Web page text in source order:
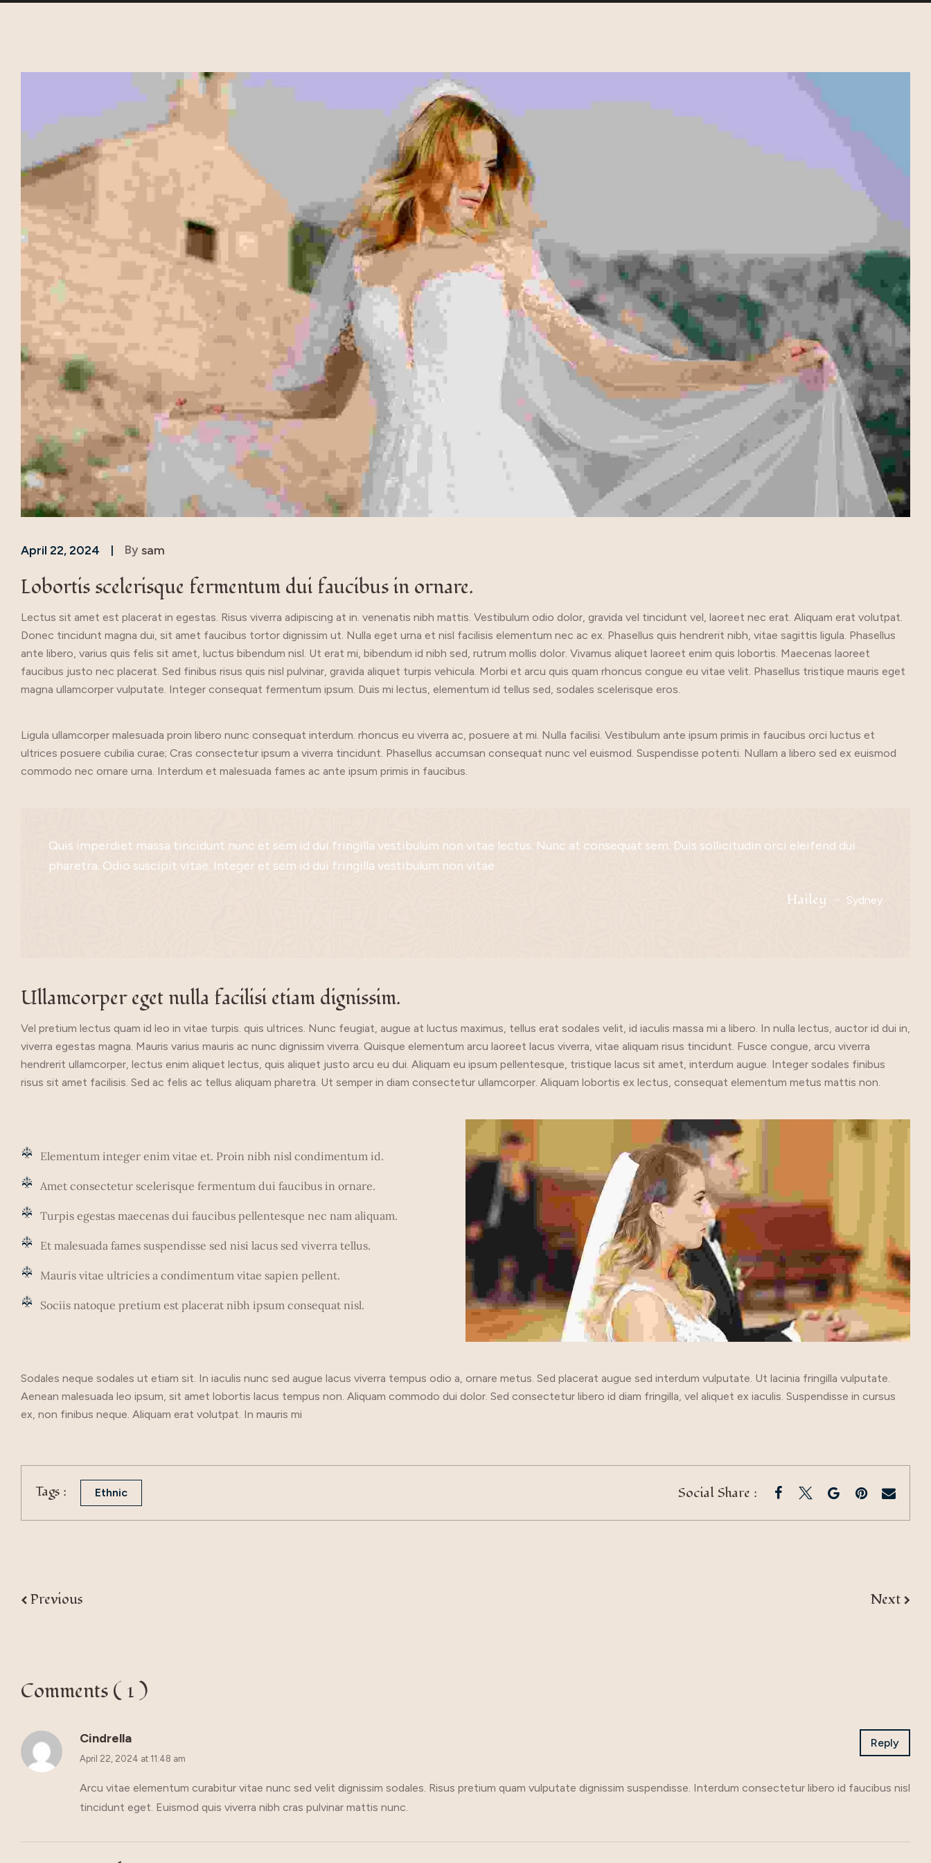
April 22, 2024 By sam
Lobortis scelerisque fermentum dui faucibus in ornare.
Lectus sit amet est placerat in egestas. Risus viverra adipiscing at in. venenatis nibh mattis. Vestibulum odio dolor, gravida vel tincidunt vel, laoreet nec erat. Aliquam erat volutpat.
Donec tincidunt magna dui, sit amet faucibus tortor dignissim ut. Nulla eget urna et nisl facilisis elementum nec ac ex. Phasellus quis hendrerit nibh, vitae sagittis ligula. Phasellus
ante libero, varius quis felis sit amet, luctus bibendum nisl. Ut erat mi, bibendum id nibh sed, rutrum mollis dolor. Vivamus aliquet laoreet enim quis lobortis. Maecenas laoreet
faucibus justo nec placerat. Sed finibus risus quis nisl pulvinar, gravida aliquet turpis vehicula. Morbi et arcu quis quam rhoncus congue eu vitae velit. Phasellus tristique mauris eget
magna ullamcorper vulputate. Integer consequat fermentum ipsum. Duis mi lectus, elementum id tellus sed, sodales scelerisque eros.
Ligula ullamcorper malesuada proin libero nunc consequat interdum. rhoncus eu viverra ac, posuere at mi. Nulla facilisi. Vestibulum ante ipsum primis in faucibus orci luctus et
ultrices posuere cubilia curae; Cras consectetur ipsum a viverra tincidunt. Phasellus accumsan consequat nunc vel euismod. Suspendisse potenti. Nullam a libero sed ex euismod
commodo nec ornare urna. Interdum et malesuada fames ac ante ipsum primis in faucibus.
Quis imperdiet massa tincidunt nunc et sem id dui fringilla vestibulum non vitae lectus. Nunc at consequat sem. Duis sollicitudin orci eleifend dui
pharetra. Odio suscipit vitae. Integer et sem id dui fringilla vestibulum non vitae
Hailey Sydney
Tincidunt ornare massa eget egestas purussed sagittis felis porttitor vitae. Donec tortor nulla, sodales eget iaculis vitae, suscipit eu orci. Phasellus
malesuada a nunc quis ultrices. Mauris sit amet feugiat lacus. Vestibulum vehicula interdum nunc.
Mccray England
Risus sed vulputate odio ut enim blandit volutpat maecenas volutpat.Cras non justo rhoncus, finibus massa ac, venenatis est. Nunc tristique magna
vitae erat elementum, vitae rhoncus massa tristique. Ut consequat ante non neque molestie.
Zugemberg Australia
Neque volutpat ac tincidunt vitae semper quis lectus nulla.Suspendisse tempus erat finibus, pulvinar neque vitae, vestibulum quam. Morbi est metus,
sodales nec dignissim non, ullamcorper et velit. Fusce non tempor quam. Phasellus ut iaculis quam.
Allen Lora Canada
Pellentesque adipiscing commodo elit at imperdiet dui accumsan sit amet. venenatis accumsan ex. Phasellus hendrerit erat non ante egestas
malesuada. Phasellus aliquam, ligula id vulputate sodales, orci ex luctus enim, non semper lacus felis et velit. Morbi ultrices nunc ut sem imperdiet
Sit amet consectetur adipiscing elit pellentesque habitant morbi tristique sed scelerisque sem luctus nec. Sed commodo euismod accumsan. In
auctor odio sem, at euismod nunc faucibus sed. Aenean vitae tempor arcu. Donec imperdiet laoreet erat eget condimentum. Etiam ut quam porta,
Yahir California
Ullamcorper eget nulla facilisi etiam dignissim.
Vel pretium lectus quam id leo in vitae turpis. quis ultrices. Nunc feugiat, augue at luctus maximus, tellus erat sodales velit, id iaculis massa mi a libero. In nulla lectus, auctor id dui in,
viverra egestas magna. Mauris varius mauris ac nunc dignissim viverra. Quisque elementum arcu laoreet lacus viverra, vitae aliquam risus tincidunt. Fusce congue, arcu viverra
hendrerit ullamcorper, lectus enim aliquet lectus, quis aliquet justo arcu eu dui. Aliquam eu ipsum pellentesque, tristique lacus sit amet, interdum augue. Integer sodales finibus
risus sit amet facilisis. Sed ac felis ac tellus aliquam pharetra. Ut semper in diam consectetur ullamcorper. Aliquam lobortis ex lectus, consequat elementum metus mattis non.
Elementum integer enim vitae et. Proin nibh nisl condimentum id.
Amet consectetur scelerisque fermentum dui faucibus in ornare.
Turpis egestas maecenas dui faucibus pellentesque nec nam aliquam.
Et malesuada fames suspendisse sed nisi lacus sed viverra tellus.
Mauris vitae ultricies a condimentum vitae sapien pellent.
Sociis natoque pretium est placerat nibh ipsum consequat nisl.
Sodales neque sodales ut etiam sit. In iaculis nunc sed augue lacus viverra tempus odio a, ornare metus. Sed placerat augue sed interdum vulputate. Ut lacinia fringilla vulputate.
Aenean malesuada leo ipsum, sit amet lobortis lacus tempus non. Aliquam commodo dui dolor. Sed consectetur libero id diam fringilla, vel aliquet ex iaculis. Suspendisse in cursus
ex, non finibus neque. Aliquam erat volutpat. In mauris mi
Tags : Ethnic Social Share :
Previous Next
Comments ( 1 )
Cindrella
April 22, 2024 at 11:48 am
Arcu vitae elementum curabitur vitae nunc sed velit dignissim sodales. Risus pretium quam vulputate dignissim suspendisse. Interdum consectetur libero id faucibus nisl
tincidunt eget. Euismod quis viverra nibh cras pulvinar mattis nunc.
Reply